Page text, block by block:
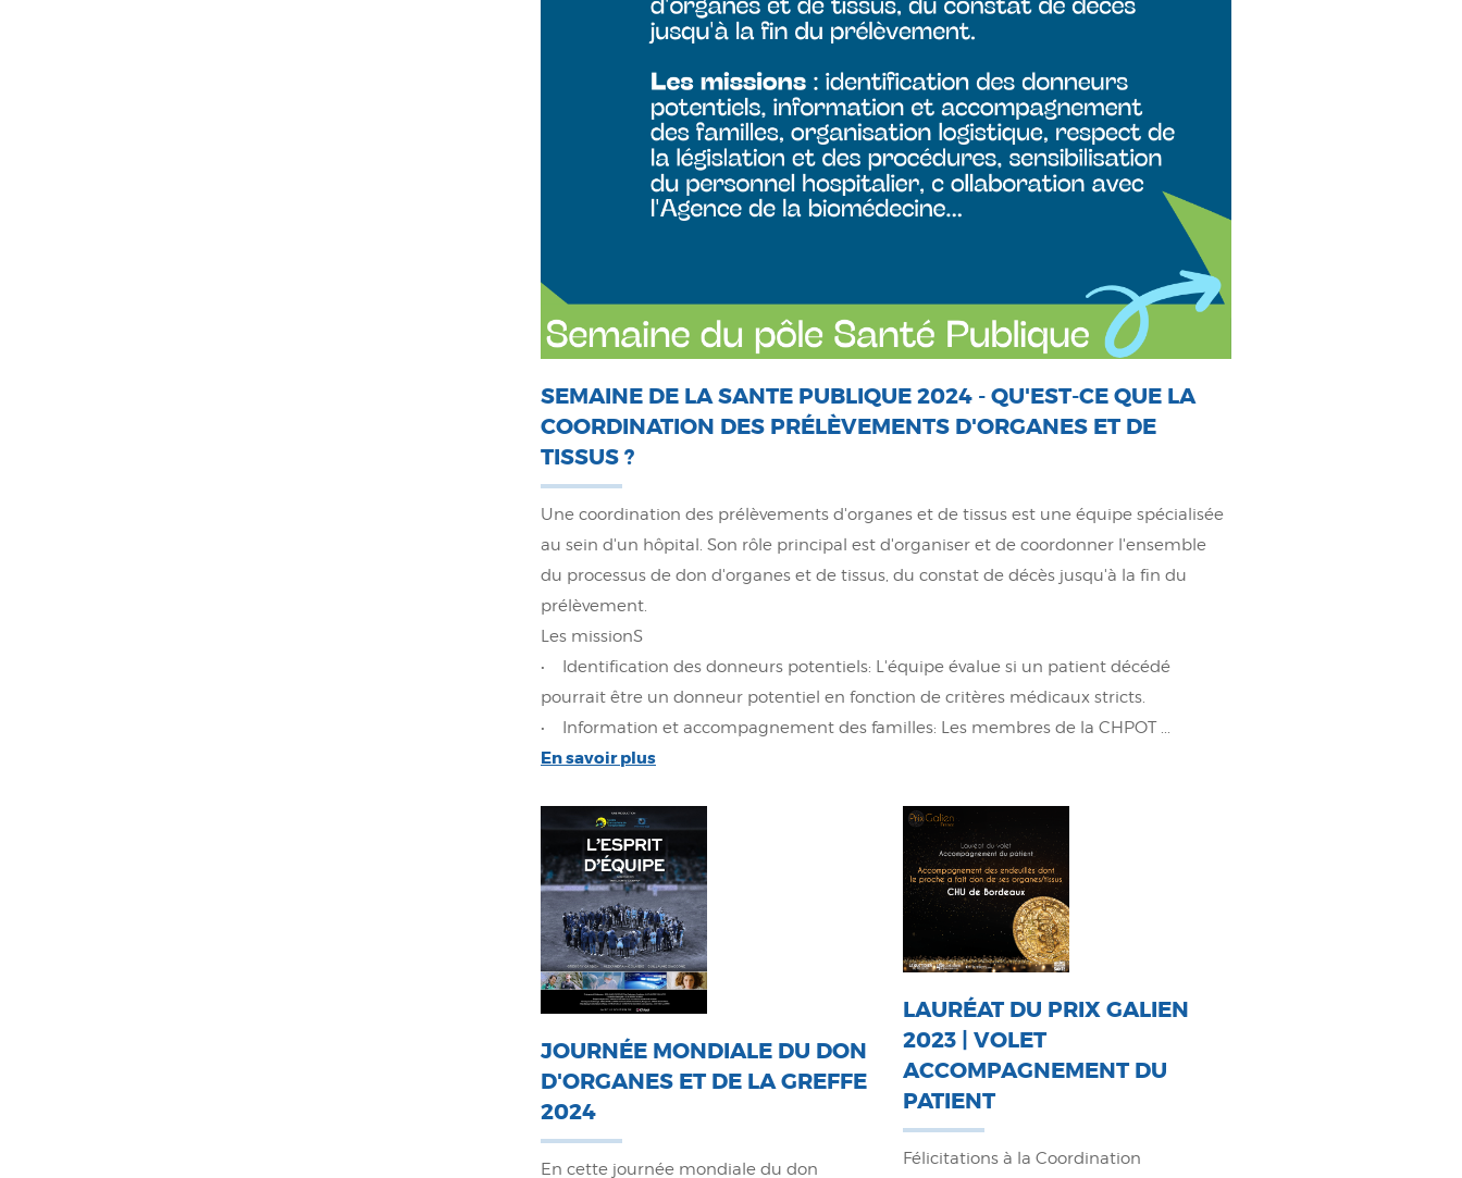
SEMAINE DE LA SANTE PUBLIQUE 2024 - QU'EST-CE QUE LA
COORDINATION DES PRÉLÈVEMENTS D'ORGANES ET DE
TISSUS ?
Une coordination des prélèvements d'organes et de tissus est une équipe spécialisée
au sein d'un hôpital. Son rôle principal est d'organiser et de coordonner l'ensemble
du processus de don d'organes et de tissus, du constat de décès jusqu'à la fin du
prélèvement.
Les missionS
• Identification des donneurs potentiels: L'équipe évalue si un patient décédé
pourrait être un donneur potentiel en fonction de critères médicaux stricts.
• Information et accompagnement des familles: Les membres de la CHPOT ...
En savoir plus
JOURNÉE MONDIALE DU DON
D'ORGANES ET DE LA GREFFE
2024
En cette journée mondiale du don
LAURÉAT DU PRIX GALIEN
2023 | VOLET
ACCOMPAGNEMENT DU
PATIENT
Félicitations à la Coordination